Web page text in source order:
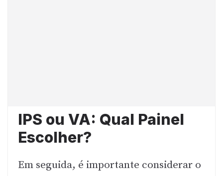
IPS ou VA: Qual Painel
Escolher?
Em seguida, é importante considerar o